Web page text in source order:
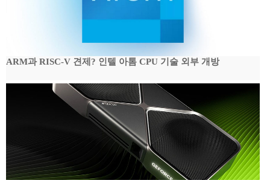
ARM과 RISC-V 견제? 인텔 아톰 CPU 기술 외부 개방